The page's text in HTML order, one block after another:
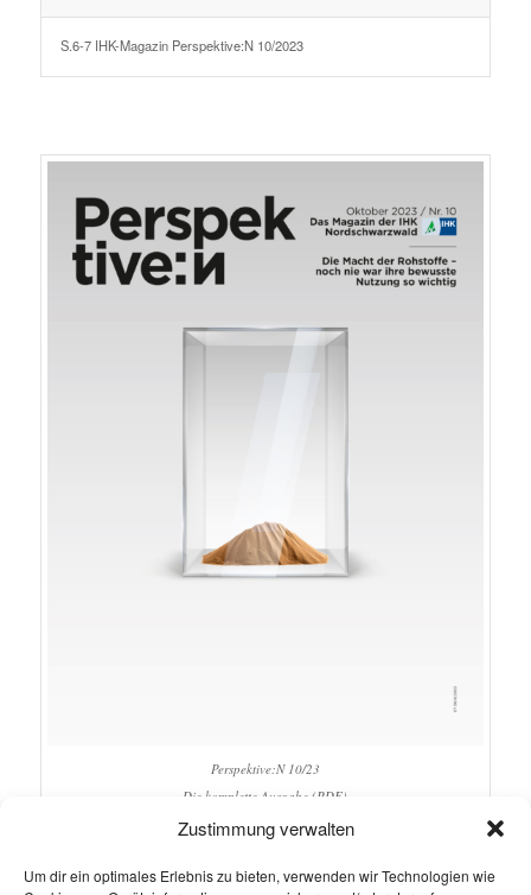
Zustimmung verwalten
Um dir ein optimales Erlebnis zu bieten, verwenden wir Technologien wie
S.6-7 IHK-Magazin Perspektive:N 10/2023
Perspektive:N 10/23
Die komplette Ausgabe (PDF)